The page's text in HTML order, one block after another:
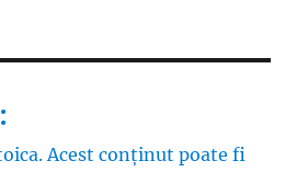
Acest conținut poate fi